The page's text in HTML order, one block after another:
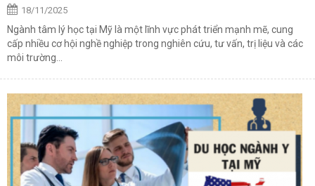
18/11/2025
Ngành tâm lý học tại Mỹ là một lĩnh vực phát triển mạnh mẽ, cung
cấp nhiều cơ hội nghề nghiệp trong nghiên cứu, tư vấn, trị liệu và các
môi trường...